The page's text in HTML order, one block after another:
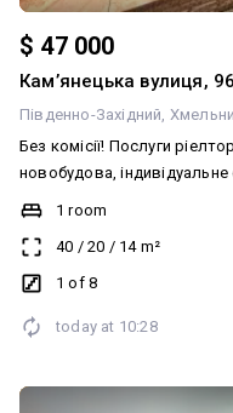
$ 47 000
Камʼянецька вулиця, 96
Південно-Західний
Без комісії! Послуги
новобудова,
залишаються меблі, не
парковка для авто та
більше 3-х років у
Камянецькій до Пзази 2
1 room
40 / 20 / 14m²
1 of 8
today at 10:28